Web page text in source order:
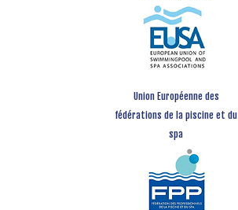
Union Européenne des
fédérations de la piscine et du
spa